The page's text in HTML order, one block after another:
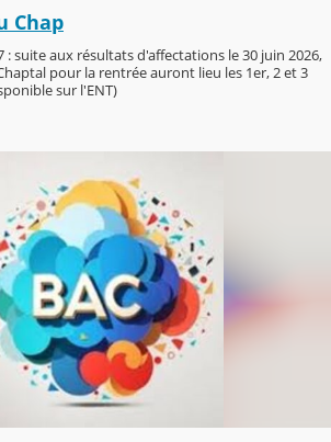
Chap
: suite aux résultats d'affectations le 30 juin 2026,
pour la rentrée auront lieu les 1er, 2 et 3
sur l'ENT)